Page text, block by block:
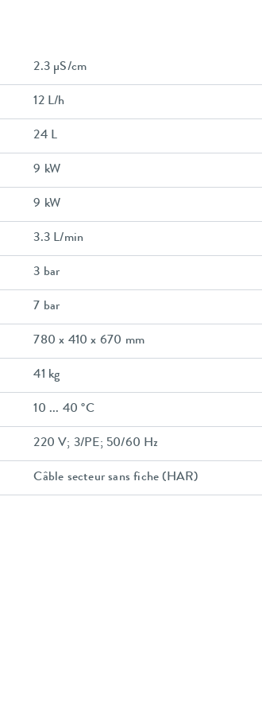
2.3 µS/cm
12 L/h
24 L
9 kW
9 kW
3.3 L/min
3 bar
7 bar
780 x 410 x 670 mm
41 kg
10 ... 40 °C
220 V; 3/PE; 50/60 Hz
Câble secteur sans fiche (HAR)